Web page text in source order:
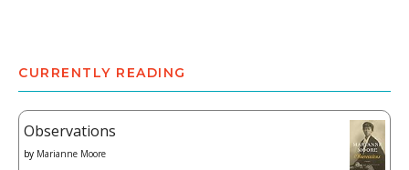
CURRENTLY READING
Observations
by Marianne Moore